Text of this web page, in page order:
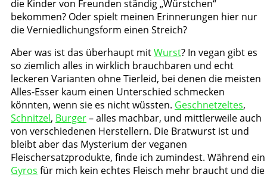
die Kinder von Freunden ständig „Würstchen“
bekommen? Oder spielt meinen Erinnerungen hier nur
die Verniedlichungsform einen Streich?
Aber was ist das überhaupt mitWurst? In vegan gibt es
so ziemlich alles in wirklich brauchbaren und echt
leckeren Varianten ohne Tierleid, bei denen die meisten
Alles-Esser kaum einen Unterschied schmecken
könnten, wenn sie es nicht wüssten. Geschnetzeltes,
Schnitzel, Burger– alles machbar, und mittlerweile auch
von verschiedenen Herstellern. Die Bratwurst ist und
bleibt aber das Mysterium der veganen
Fleischersatzprodukte, finde ich zumindest. Während ein
Gyros für mich kein echtes Fleisch mehr braucht und die